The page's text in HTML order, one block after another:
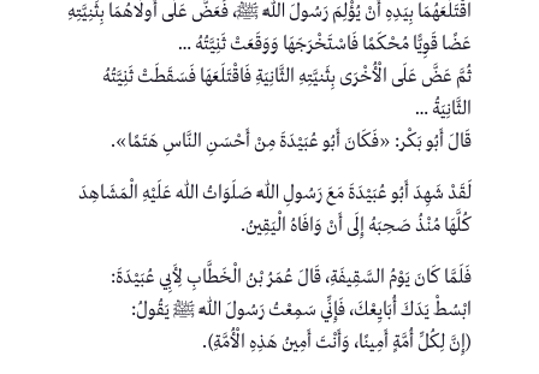
اقْتَلَعَهُمَا بِيَدِهِ أَنْ يُؤْلِمَ رَسُولَ اللَّهِ ﷺ، فَعَضَّ عَلَى أُولَاهُمَا بِثَنِيَّتِهِ
عَضًا قَوِيًّا مُحْكَمًا فَاسْتَخْرَجَهَا وَوَقَعَتْ ثَنِيَّتُهُ …
ثُمَّ عَضَّ عَلَى الْأُخْرَى بِثَنيَّتِهِ الثَّانِيَةِ فَاقْتَلَعَهَا فَسَقَطَتْ ثَنِيَّتُهُ
الثَّانِيَةُ …
قَالَ أَبُو بَكْر: «فَكَانَ أَبُو عُبَيْدَةَ مِنْ أَحْسَنِ النَّاسِ هَتَمًا».
لَقَدْ شَهِدَ أَبُو عُبَيْدَةَ مَعَ رَسُولِ اللَّهِ صَلَوَاتُ اللهِ عَلَيْهِ الْمَشَاهِدَ
كُلَّهَا مُنْذُ صَحِبَهُ إِلَى أَنْ وَافَاهُ الْيَقِينُ.
فَلَمَّا كَانَ يَوْمُ السَّقِيفَةِ، قَالَ عُمَرُ بْنُ الْخَطَّابِ لِأَبِي عُبَيْدَةَ:
ابْسُطْ يَدَكَ أُبَايِعْكَ، فَإِنِّي سَمِعْتُ رَسُولَ اللَّهِ ﷺ يَقُولُ:
(إِنَّ لِكُلِّ أُمَّةٍ أَمِينًا، وَأَنْتَ أَمِينُ هَذِهِ الْأُمَّةِ).